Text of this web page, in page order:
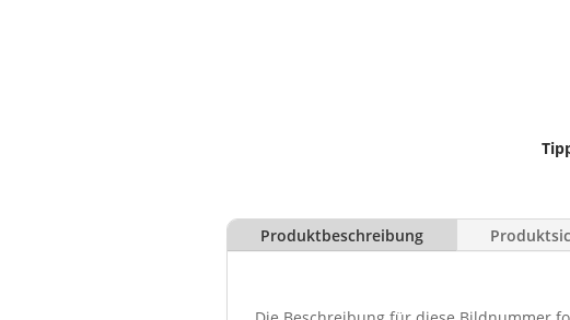
Produktbeschreibung